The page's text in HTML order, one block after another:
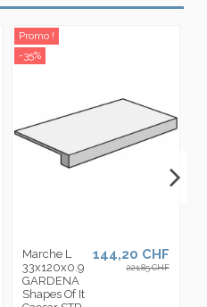
Promo !
-35%
Marche L
33x120x0.9
GARDENA
Shapes Of It
144,20 CHF
221,85 CHF